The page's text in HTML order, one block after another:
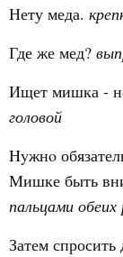
Нету меда.
Где же мед?
Ищет мишка -
головой
Hyжнo
Мишке быть
пальцами
Затем спросить